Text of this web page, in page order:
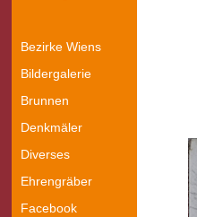
Bezirke Wiens
Bildergalerie
Brunnen
Denkmäler
Diverses
Ehrengräber
Facebook